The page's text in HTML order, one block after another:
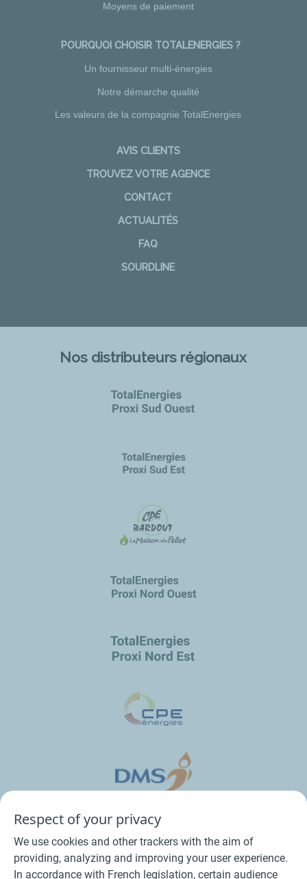
Moyens de paiement
POURQUOI CHOISIR TOTALENERGIES ?
Un fournisseur multi-énergies
Notre démarche qualité
Les valeurs de la compagnie TotalEnergies
AVIS CLIENTS
TROUVEZ VOTRE AGENCE
CONTACT
ACTUALITÉS
FAQ
SOURDLINE
Nos distributeurs régionaux
Respect of your privacy
We use cookies and other trackers with the aim of
providing, analyzing and improving your user experience.
In accordance with French legislation, certain audience